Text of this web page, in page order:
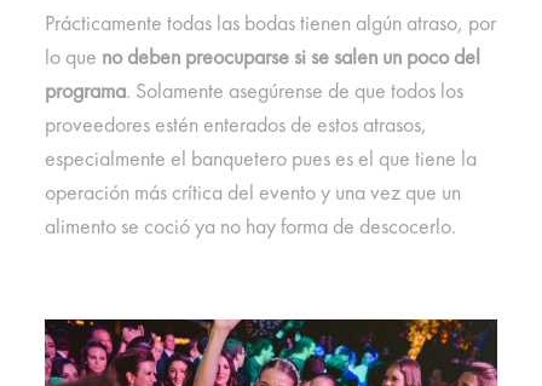
Prácticamente todas las bodas tienen algún atraso, por
lo que no deben preocuparse si se salen un poco del
programa. Solamente asegúrense de que todos los
proveedores estén enterados de estos atrasos,
especialmente el banquetero pues es el que tiene la
operación más crítica del evento y una vez que un
alimento se coció ya no hay forma de descocerlo.